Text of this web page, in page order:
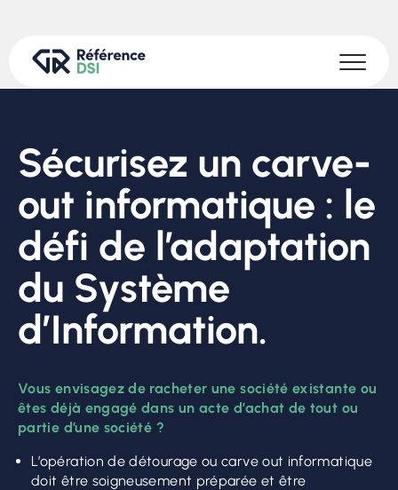
Sécurisez un carve-
out informatique : le
défi de l’adaptation
du Système
d’Information.
Vous envisagez de racheter une société existante ou
êtes déjà engagé dans un acte d’achat de tout ou
partie d’une société ?
L’opération de détourage ou carve out informatique
doit être soigneusement préparée et être